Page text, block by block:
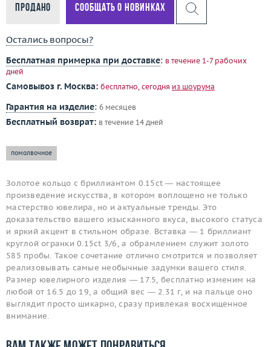
Продано Сообщать о новинках
Остались вопросы?
Бесплатная примерка при доставке: в течение 1-7 рабочих
дней
Самовывоз г. Москва: бесплатно, сегодня из шоурума
Гарантия на изделие: 6 месяцев
Бесплатный возврат: в течение 14 дней
помолвочное
Золотое кольцо с бриллиантом 0.15ct — настоящее
произведение искусства, в котором воплощено не только
мастерство ювелира, но и актуальные тренды. Это
доказательство вашего изысканного вкуса, высокого статуса
и яркий акцент в стильном образе. Вставка — 1 бриллиант
круглой огранки 0.15ct 3/6, а обрамлением служит золото
585 пробы. Такое сочетание отлично смотрится и позволяет
реализовывать самые необычные задумки вашего стиля.
Размер ювелирного изделия — 17.5, бесплатно изменим на
любой от 16.5 до 19, а общий вес — 2.31 г, и на пальце оно
выглядит просто шикарно, сразу привлекая восхищенное
внимание.